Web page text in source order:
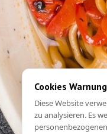
Cookies Warnung
Diese Website
zu analysieren. Es